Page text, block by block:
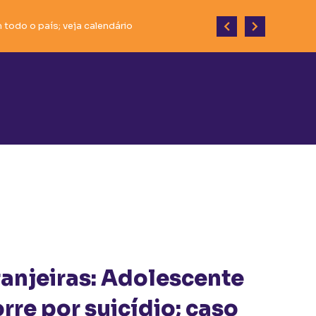
todo o país; veja calendário
do município.
Adolescente
por suicídio; caso